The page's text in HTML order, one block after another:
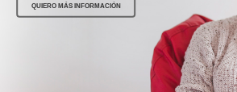
QUIERO MÁS INFORMACIÓN